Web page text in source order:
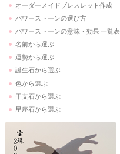
オーダーメイドブレスレット作成
パワーストーンの選び方
パワーストーンの意味・効果 一覧表
名前から選ぶ
運勢から選ぶ
誕生石から選ぶ
色から選ぶ
干支石から選ぶ
星座石から選ぶ